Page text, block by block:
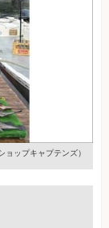
ップキャプテンズ）